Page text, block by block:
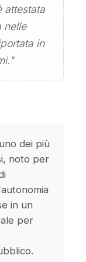
attestata
nelle
in
dei più
noto per
in un
per